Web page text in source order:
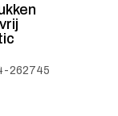
262745